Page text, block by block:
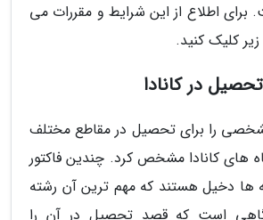
اطلاع از این شرایط و مقررات می
کلیک کنید.
در کانادا
را برای تحصیل در مقاطع مختلف
های کانادا مشخص کرد. چندین فاکتور
ها دخیل هستند که مهم ترین آن رشته
است که قصد تحصیل در آن را